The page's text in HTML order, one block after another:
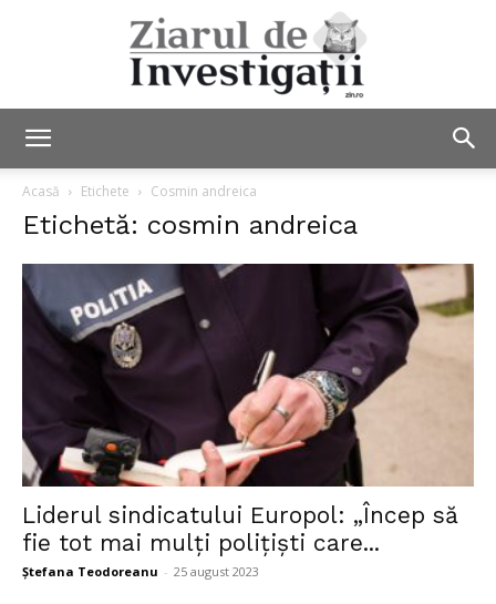
Investigații
Acasă Etichete Cosmin andreica
Etichetă: cosmin andreica
Liderul sindicatului Europol: „Încep să
fie tot mai mulţi poliţişti care...
Ștefana Teodoreanu - 25 august 2023